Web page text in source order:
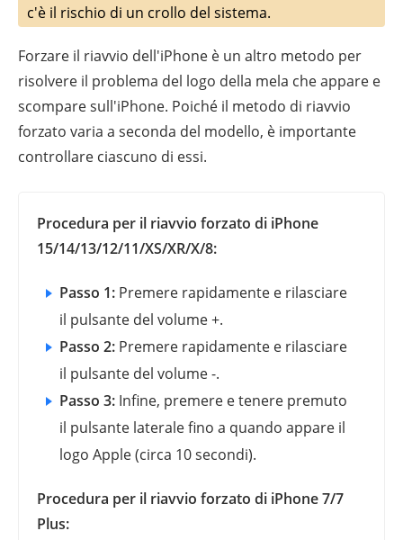
c'è il rischio di un crollo del sistema.
Forzare il riavvio dell'iPhone è un altro metodo per
risolvere il problema del logo della mela che appare e
scompare sull'iPhone. Poiché il metodo di riavvio
forzato varia a seconda del modello, è importante
controllare ciascuno di essi.
Procedura per il riavvio forzato di iPhone
15/14/13/12/11/XS/XR/X/8:
Passo 1: Premere rapidamente e rilasciare
il pulsante del volume +.
Passo 2: Premere rapidamente e rilasciare
il pulsante del volume -.
Passo 3: Infine, premere e tenere premuto
il pulsante laterale fino a quando appare il
logo Apple (circa 10 secondi).
Procedura per il riavvio forzato di iPhone 7/7
Plus: